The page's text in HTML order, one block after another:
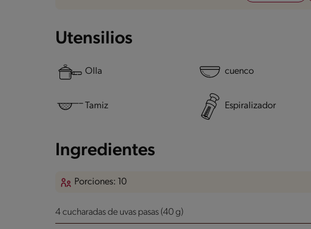
Utensilios
Olla cuenco
Tamiz Espiralizador
Ingredientes
Porciones: 10
4 cucharadas de uvas pasas (40 g)